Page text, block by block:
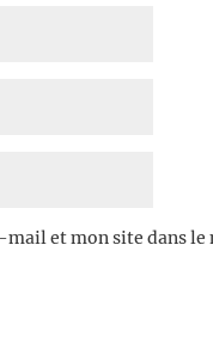
et mon site dans